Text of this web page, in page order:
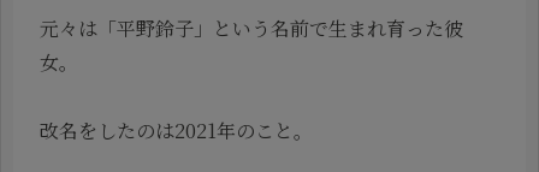
元々は「平野鈴子」という名前で生まれ育った彼
女。
改名をしたのは2021年のこと。